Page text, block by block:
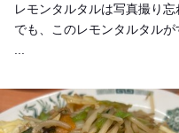
レモンタルタルは写真撮り忘
でも、このレモンタルタルが